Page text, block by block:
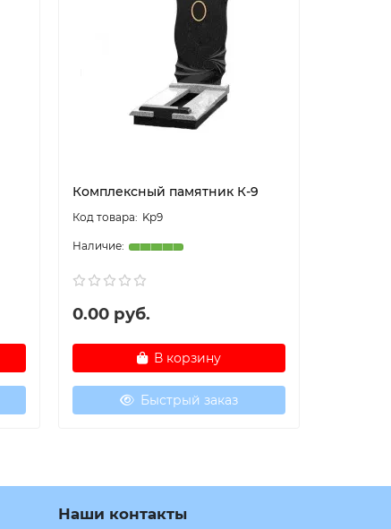
Комплексный памятник К-9
Kp9
0.00 руб.
В корзину
Быстрый заказ
Наши контакты